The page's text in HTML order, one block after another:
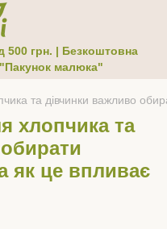
500 грн. | Безкоштовна
малюка"
та дівчинки важливо
хлопчика та
як це впливає